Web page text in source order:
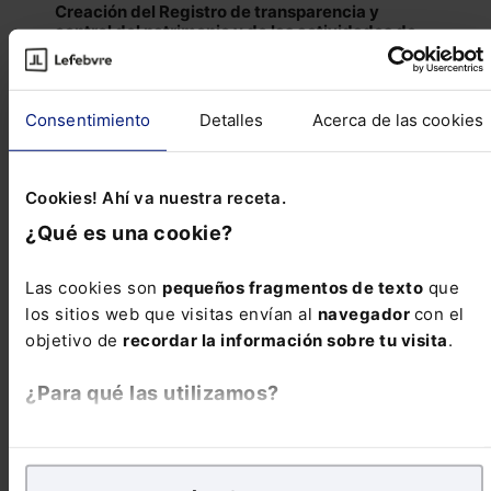
Consentimiento Detalles Acerca de las cookies
Cookies! Ahí va nuestra receta.
¿Qué es una cookie?
Las cookies son pequeños fragmentos de texto que
los sitios web que visitas envían al navegador con el
objetivo de recordar la información sobre tu visita.
¿Para qué las utilizamos?
analíticospara tratar demejorar tu experienciaen
Creación del Registro de transparencia y
control del patrimonio y de las actividades de
los cargos públicos de Baleares
CATALUÑA
Medidas urgentes para paliar los efectos de la
sequía en Cataluña
DOGC 9144/2024 de 17 de Abril de 2024
Ver más Novedades Legislativas
Reseñas de jurisprudencia
Sujeto pasivo del IBI, ¿el titular registral de la